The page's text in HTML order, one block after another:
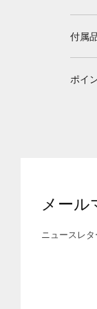
付属
ポイ
メール
ニュースレ